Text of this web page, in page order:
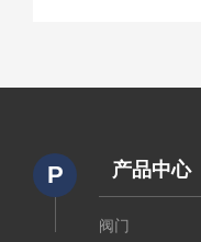
P 产品中心
阀门